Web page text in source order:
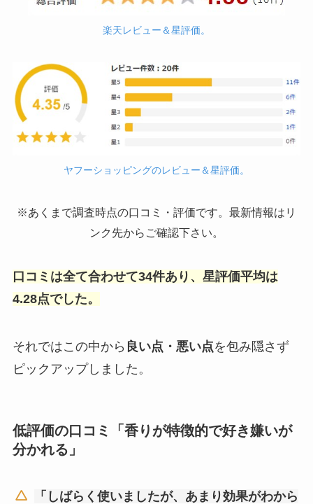
楽天レビュー＆星評価。
ヤフーショッピングのレビュー＆星評価。
※あくまで調査時点の口コミ・評価です。最新情報はリ
ンク先からご確認下さい。
口コミは全て合わせて34件あり、星評価平均は
4.28点でした。
それではこの中から 良い点・悪い点を包み隠さず
ピックアップしました。
低評価の口コミ「香りが特徴的で好き嫌いが
分かれる」
「しばらく使いましたが、あまり効果がわから